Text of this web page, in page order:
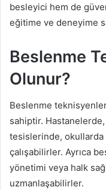
besleyici hem de
eğitime ve deneyime
Beslenme
Olunur?
Beslenme
sahiptir.
tesislerinde,
çalışabilirler. Ayrıca
yönetimi veya halk
uzmanlaşabilirler.